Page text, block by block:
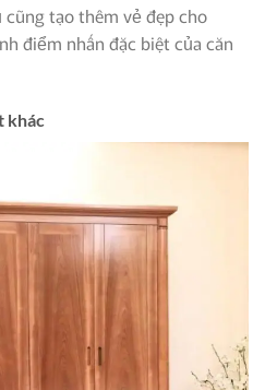
tạo thêm vẻ đẹp cho
điểm nhấn đặc biệt của căn
khác